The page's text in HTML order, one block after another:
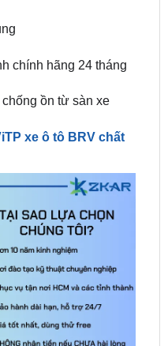
chính hãng 24 tháng
ồn từ sàn xe
xe ô tô BRV chất